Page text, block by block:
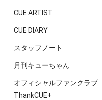
CUE ARTIST
CUE DIARY
スタッフノート
月刊キューちゃん
オフィシャルファンクラブ
ThankCUE+